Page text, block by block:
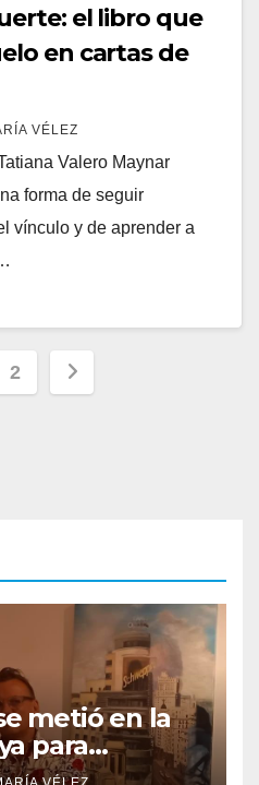
el libro que
en cartas de
VÉLEZ
Valero Maynar
forma de seguir
vínculo y de aprender a
2
metió en la
para
sus